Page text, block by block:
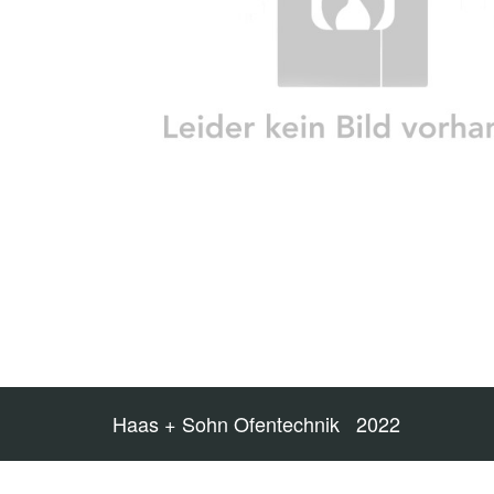
Haas + Sohn Ofentechnik 2022